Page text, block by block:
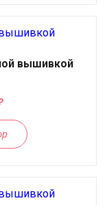
вышивкой